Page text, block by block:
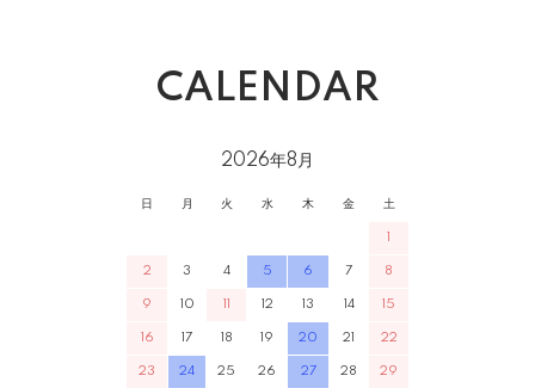
CALENDAR
2026年8月
日 月 火 水 木 金 土
1
2 3 4 5 6 7 8
9 10 11 12 13 14 15
16 17 18 19 20 21 22
23 24 25 26 27 28 29